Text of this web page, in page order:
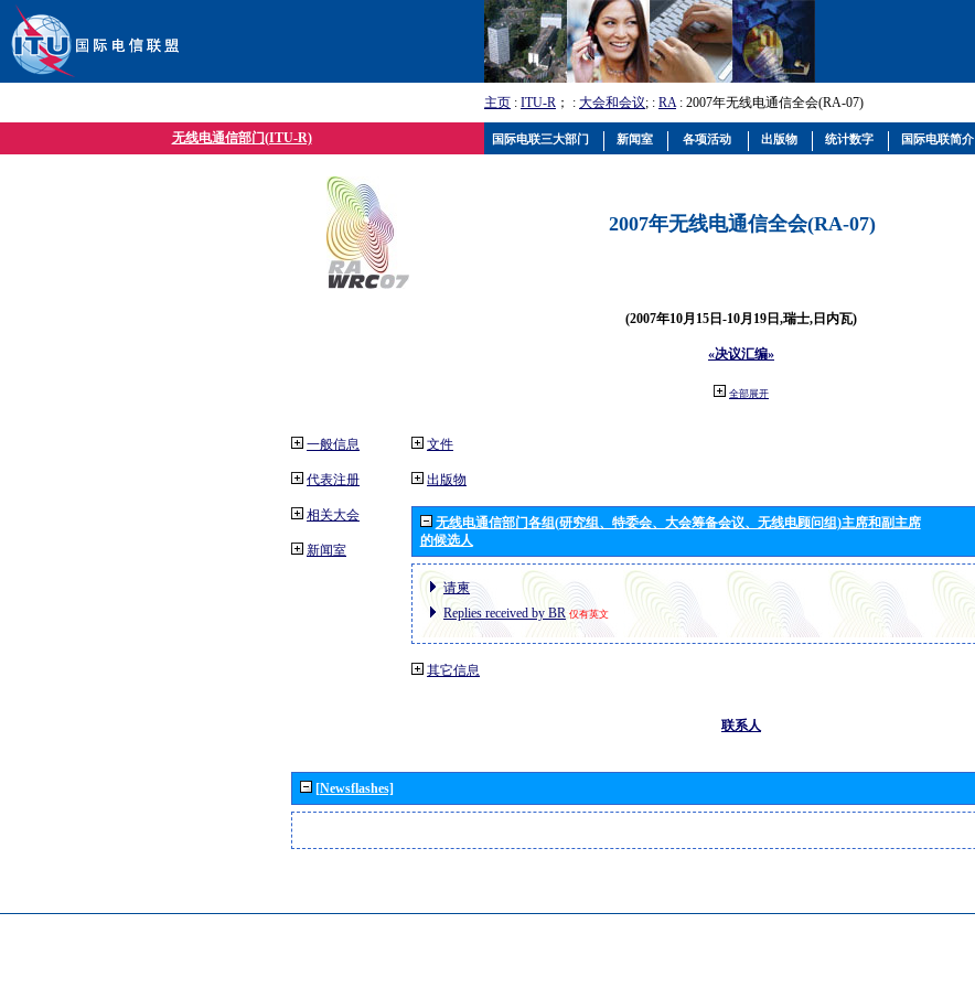
主页 : ITU-R ； : 大会和会议; : RA: 2007年无线电通信全会(RA-07)
无线电通信部门(ITU-R)
2007年无线电通信全会(RA-07)
(2007年10月15日-10月19日,瑞士,日内瓦)
«决议汇编»
全部展开
一般信息
代表注册
相关大会
新闻室
文件
出版物
无线电通信部门各组(研究组、特委会、大会筹备会议、无线电顾问组)主席和副主席
的候选人
请柬
Replies received by BR 仅有英文
其它信息
联系人
[Newsflashes]
国际电联三大部门 新闻室 各项活动 出版物 统计数字 国际电联简介